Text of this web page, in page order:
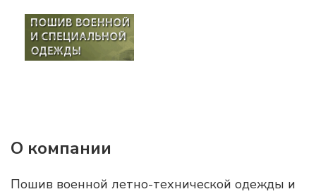
О компании
Пошив военной летно-технической одежды и